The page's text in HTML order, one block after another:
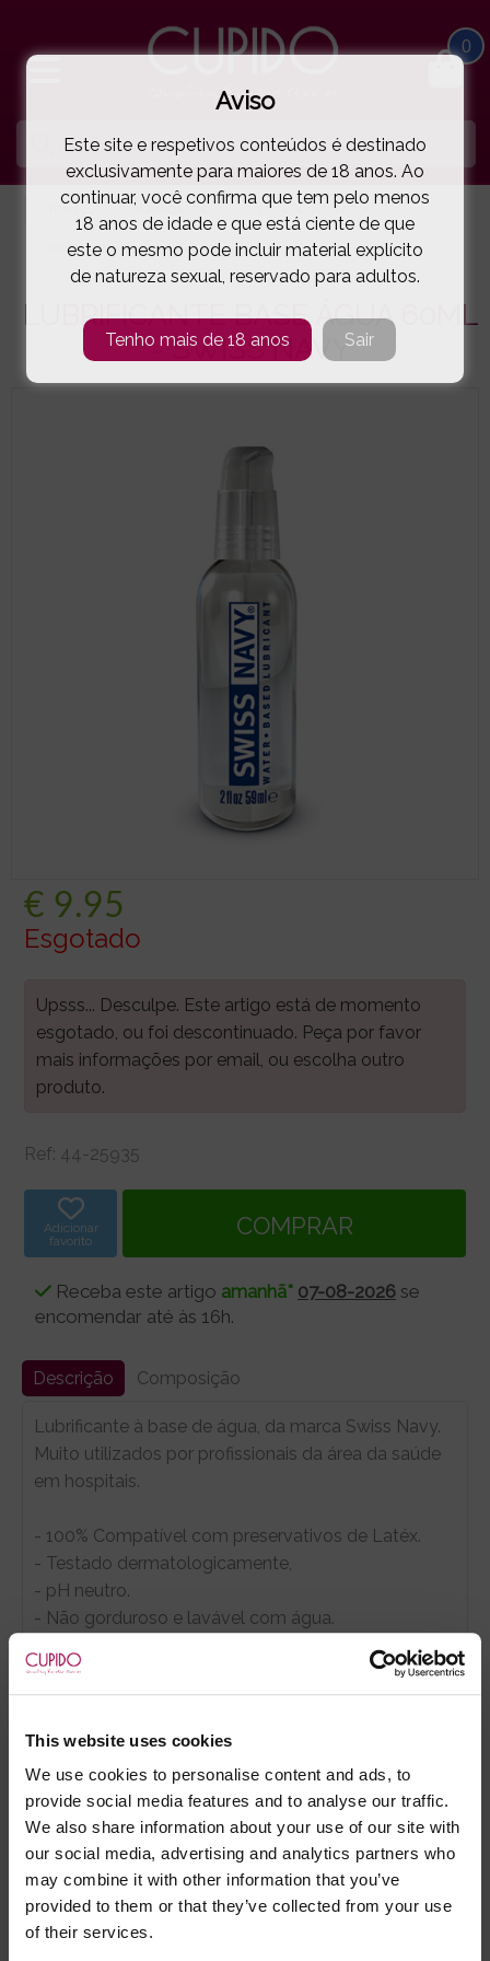
This website uses cookies
We use cookies to personalise content and ads, to
provide social media features and to analyse our traffic.
We also share information about your use of our site with
our social media, advertising and analytics partners who
may combine it with other information that you’ve
provided to them or that they’ve collected from your use
of their services.
0
LUBRIFICANTES ÁGUA
LUBRIFICANTE BASE ÁGUA 60ML - SWISS NAVY( 44-25935 )
LUBRIFICANTE BASE ÁGUA 60ML
- SWISS NAVY
€ 9.95
Esgotado
Upsss... Desculpe. Este artigo está de momento
esgotado, ou foi descontinuado. Peça por favor
mais informações por email, ou escolha outro
produto.
Ref: 44-25935
Adicionar
favorito
Receba este artigo amanhã* 07-08-2026 se
encomendar até às 16h.
Descrição Composição
Lubrificante à base de água, da marca Swiss Navy.
Muito utilizados por profissionais da área da saúde
em hospitais.
- 100% Compatível com preservativos de Latéx.
- Testado dermatologicamente,
- pH neutro.
- Não gorduroso e lavável com água.
- Sem sabor e sem aroma, recomendado para sexo
oral
- Compatível com o uso de brinquedos eróticos
- Embalagens 100% discretas
- *Entrega em 24 horas para pedidos antes das 16:00 h.
Após as 16:00 h, a sua encomenda será entregue em 48
horas, dias úteis. Portugal e Espanha Continental para
Aviso
Este site e respetivos conteúdos é destinado
exclusivamente para maiores de 18 anos. Ao
continuar, você confirma que tem pelo menos
18 anos de idade e que está ciente de que
este o mesmo pode incluir material explícito
de natureza sexual, reservado para adultos.
Tenho mais de 18 anos Sair